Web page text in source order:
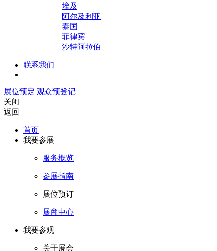
埃及
阿尔及利亚
泰国
菲律宾
沙特阿拉伯
联系我们
展位预定 观众预登记
关闭
返回
首页
我要参展
服务概览
参展指南
展位预订
展商中心
我要参观
关于展会